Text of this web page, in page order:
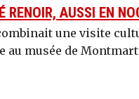
RENOIR, AUSSI EN
une visite
au musée de